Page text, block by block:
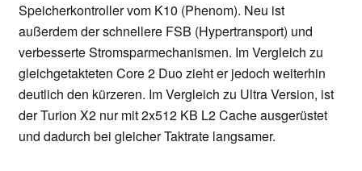
Speicherkontroller vom K10 (Phenom). Neu ist
außerdem der schnellere FSB (Hypertransport) und
verbesserte Stromsparmechanismen. Im Vergleich zu
gleichgetakteten Core 2 Duo zieht er jedoch weiterhin
deutlich den kürzeren. Im Vergleich zu Ultra Version, ist
der Turion X2 nur mit 2x512 KB L2 Cache ausgerüstet
und dadurch bei gleicher Taktrate langsamer.